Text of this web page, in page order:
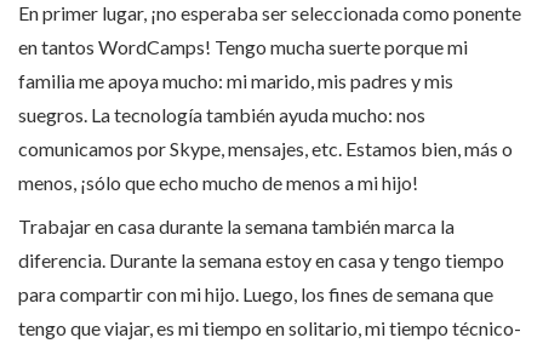
En primer lugar, ¡no esperaba ser seleccionada como ponente
en tantos WordCamps! Tengo mucha suerte porque mi
familia me apoya mucho: mi marido, mis padres y mis
suegros. La tecnología también ayuda mucho: nos
comunicamos por Skype, mensajes, etc. Estamos bien, más o
menos, ¡sólo que echo mucho de menos a mi hijo!
Trabajar en casa durante la semana también marca la
diferencia. Durante la semana estoy en casa y tengo tiempo
para compartir con mi hijo. Luego, los fines de semana que
tengo que viajar, es mi tiempo en solitario, mi tiempo técnico-